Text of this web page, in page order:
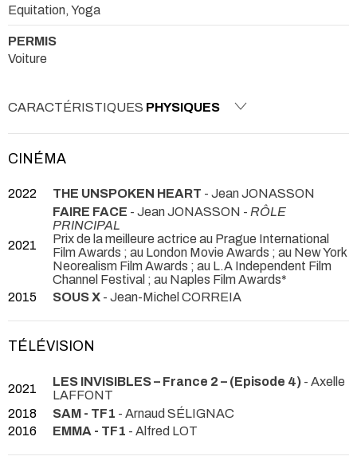
Equitation, Yoga
PERMIS
Voiture
CARACTÉRISTIQUES PHYSIQUES
CINÉMA
2022 THE UNSPOKEN HEART - Jean JONASSON
2021
FAIRE FACE - Jean JONASSON - RÔLE
PRINCIPAL
Prix de la meilleure actrice au Prague International
Film Awards ; au London Movie Awards ; au New York
Neorealism Film Awards ; au L.A Independent Film
Channel Festival ; au Naples Film Awards*
2015
SOUS X - Jean-Michel CORREIA
TÉLÉVISION
2021 LES INVISIBLES – France 2 – (Episode 4) - Axelle
LAFFONT
2018
SAM - TF1 - Arnaud SÉLIGNAC
2016
EMMA - TF1 - Alfred LOT